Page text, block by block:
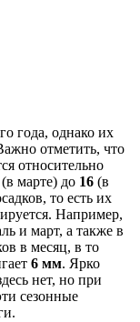
года, однако их
отметить, что
относительно
(в марте) до 16 (в
то есть их
Например,
и март, а также в
в месяц, в то
6 мм. Ярко
нет, но при
сезонные